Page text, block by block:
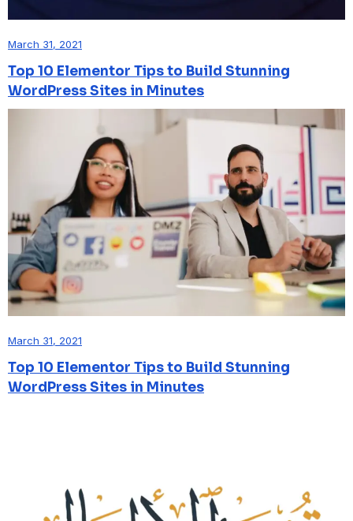
March 31, 2021
Top 10 Elementor Tips to Build Stunning
WordPress Sites in Minutes
March 31, 2021
Top 10 Elementor Tips to Build Stunning
WordPress Sites in Minutes